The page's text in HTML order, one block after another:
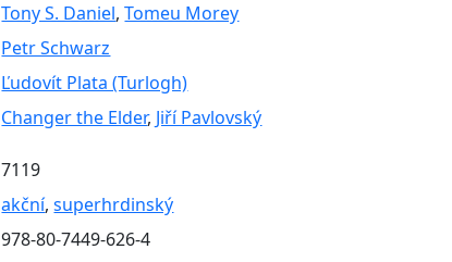
Tony S. Daniel,Tomeu Morey
Petr Schwarz
Ľudovít Plata (Turlogh)
Changer the Elder, Jiří Pavlovský
7119
akční,superhrdinský
978-80-7449-626-4